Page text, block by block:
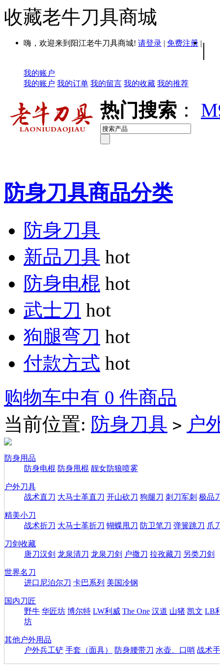
收藏老牛刀具商城
嗨，欢迎来到阳江老牛刀具商城! 请登录 | 免费注册 | |
我的账户
我的账户 我的订单 我的留言 我的收藏 我的推荐
热门搜索 ：
防身刀具商品分类
防身刀具
新品刀具 hot
防身电棍 hot
武士刀 hot
狗腿弯刀 hot
付款方式 hot
购物车中有 0 件商品
当前位置: 防身刀具 > 户
防身用品
防身电棍 防身甩棍 靓女防狼喷雾
户外刀具
战术直刀 大马士革直刀 开山砍刀 狗腿刀 刺刀军刺 极品
精美小刀
战术折刀 大马士革折刀 蝴蝶甩刀 防卫笔刀 弹簧跳刀 爪
刀剑收藏
唐刀汉剑 龙泉清刀 龙泉刀剑 户撒刀 拉孜藏刀 另类刀剑
世界名刀
进口尼泊尔刀 卡巴系列 美国冷钢
国内刀匠
野牛 华匠坊 博尔特 LW利威 The One 汉道 山猪 凯文 LB
坊
其他户外用品
户外兵工铲 手套（面具） 防身腰带刀 水壶、口哨 战术